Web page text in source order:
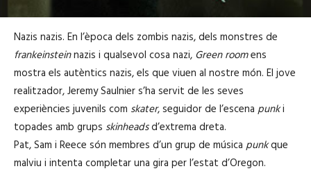
Nazis nazis. En l’època dels zombis nazis, dels monstres de
frankeinsteinnazis i qualsevol cosa nazi, Green roomens
mostra els autèntics nazis, els que viuen al nostre món. El jove
realitzador, Jeremy Saulnier s’ha servit de les seves
experiències juvenils com skater, seguidor de l’escena punki
topades amb grups skinheadsd’extrema dreta.
Pat, Sam i Reece són membres d’un grup de música punkque
malviu i intenta completar una gira per l’estat d’Oregon.